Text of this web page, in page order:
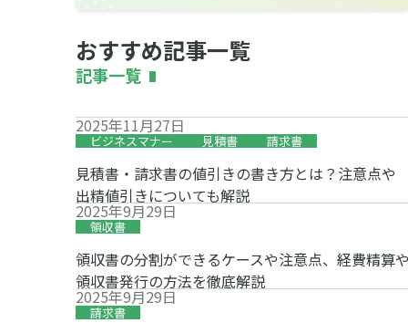
おすすめ記事一覧
記事一覧
2025年11月27日
ビジネスマナー 見積書 請求書
見積書・請求書の値引きの書き方とは？注意点や
出精値引きについても解説
2025年9月29日
領収書
領収書の分割ができるケースや注意点、経費精算
領収書発行の方法を徹底解説
2025年9月29日
請求書